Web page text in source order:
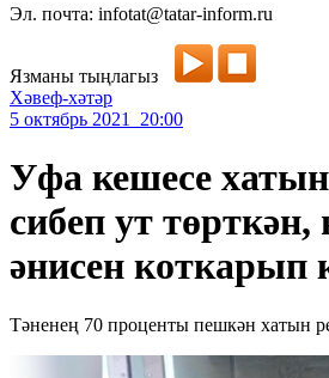
Эл. почта: infotat@tatar-inform.ru
Язманы тыңлагыз
Хәвеф-хәтәр
5 октябрь 2021 20:00
Уфа кешесе
сибеп ут
әнисен коткарып
Тәненең 70 проценты пешкән хатын